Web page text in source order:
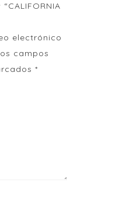
electrónico
campos
*